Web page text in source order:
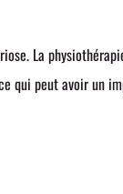
La
qui peut avoir un